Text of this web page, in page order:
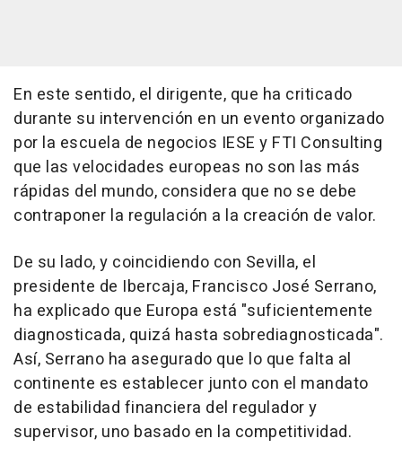
En este sentido, el dirigente, que ha criticado
durante su intervención en un evento organizado
por la escuela de negocios IESE y FTI Consulting
que las velocidades europeas no son las más
rápidas del mundo, considera que no se debe
contraponer la regulación a la creación de valor.
De su lado, y coincidiendo con Sevilla, el
presidente de Ibercaja, Francisco José Serrano,
ha explicado que Europa está "suficientemente
diagnosticada, quizá hasta sobrediagnosticada".
Así, Serrano ha asegurado que lo que falta al
continente es establecer junto con el mandato
de estabilidad financiera del regulador y
supervisor, uno basado en la competitividad.